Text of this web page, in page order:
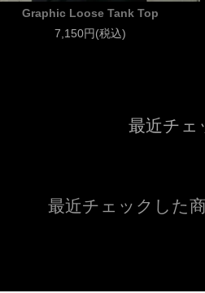
Graphic Loose Tank Top
7,150円(税込)
最近チェ
最近チェックした